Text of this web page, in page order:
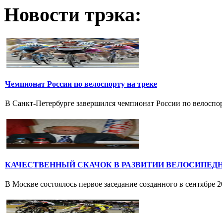
Новости трэка:
Чемпионат России по велоспорту на треке
В Санкт-Петербурге завершился чемпионат России по
КАЧЕСТВЕННЫЙ СКАЧОК В РАЗВИТИИ
В Москве состоялось первое заседание созданного в